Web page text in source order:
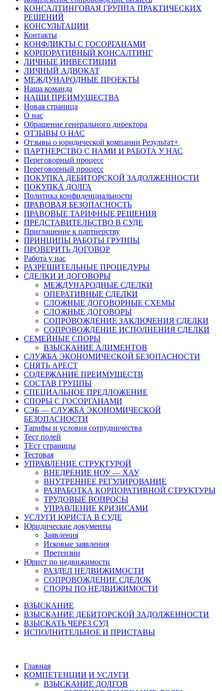
КОНСАЛТИНГОВАЯ ГРУППА ПРАКТИЧЕСКИХ
РЕШЕНИЙ
КОНСУЛЬТАЦИИ
Контакты
КОНФЛИКТЫ С ГОСОРГАНАМИ
КОРПОРАТИВНЫЙ КОНСАЛТИНГ
ЛИЧНЫЕ ИНВЕСТИЦИИ
ЛИЧНЫЙ АДВОКАТ
МЕЖДУНАРОДНЫЕ ПРОЕКТЫ
Наша команда
НАШИ ПРЕИМУЩЕСТВА
Новая страница
О нас
Обращение генерального директора
ОТЗЫВЫ О НАС
Отзывы о юридической компании Результат+
ПАРТНЕРСТВО С НАМИ И РАБОТА У НАС
Переговорный процесс
Переговорный процесс
ПОКУПКА ДЕБИТОРСКОЙ ЗАДОЛЖЕННОСТИ
ПОКУПКА ДОЛГА
Политика конфиденциальности
ПРАВОВАЯ БЕЗОПАСНОСТЬ
ПРАВОВЫЕ ТАРИФНЫЕ РЕШЕНИЯ
ПРЕДСТАВИТЕЛЬСТВО В СУДЕ
Приглашение к партнерству
ПРИНЦИПЫ РАБОТЫ ГРУППЫ
ПРОВЕРИТЬ ДОГОВОР
Работа у нас
РАЗРЕШИТЕЛЬНЫЕ ПРОЦЕДУРЫ
СДЕЛКИ И ДОГОВОРЫ
МЕЖДУНАРОДНЫЕ СДЕЛКИ
ОПЕРАТИВНЫЕ СДЕЛКИ
СЛОЖНЫЕ ДОГОВОРНЫЕ СХЕМЫ
СЛОЖНЫЕ ДОГОВОРЫ
СОПРОВОЖДЕНИЕ ЗАКЛЮЧЕНИЯ СДЕЛКИ
СОПРОВОЖДЕНИЕ ИСПОЛНЕНИЯ СДЕЛКИ
СЕМЕЙНЫЕ СПОРЫ
ВЗЫСКАНИЕ АЛИМЕНТОВ
СЛУЖБА ЭКОНОМИЧЕСКОЙ БЕЗОПАСНОСТИ
СНЯТЬ АРЕСТ
СОДЕРЖАНИЕ ПРЕИМУЩЕСТВ
СОСТАВ ГРУППЫ
СПЕЦИАЛЬНОЕ ПРЕДЛОЖЕНИЕ
СПОРЫ С ГОСОРГАНАМИ
СЭБ — СЛУЖБА ЭКОНОМИЧЕСКОЙ
БЕЗОПАСНОСТИ
Тарифы и условия сотрудничества
Тест полей
ТЕст страницы
Тестовая
УПРАВЛЕНИЕ СТРУКТУРОЙ
ВНЕДРЕНИЕ НОУ — ХАУ
ВНУТРЕННЕЕ РЕГУЛИРОВАНИЕ
РАЗРАБОТКА КОРПОРАТИВНОЙ СТРУКТУРЫ
ТРУДОВЫЕ ВОПРОСЫ
УПРАВЛЕНИЕ КРИЗИСАМИ
УСЛУГИ ЮРИСТА В СУДЕ
Юридические документы
Заявления
Исковые заявления
Претензии
Юрист по недвижимости
РАЗДЕЛ НЕДВИЖИМОСТИ
СОПРОВОЖДЕНИЕ СДЕЛОК
СПОРЫ ПО НЕДВИЖИМОСТИ
ВЗЫСКАНИЕ
ВЗЫСКАНИЕ ДЕБИТОРСКОЙ ЗАДОЛЖЕННОСТИ
ВЗЫСКАТЬ ЧЕРЕЗ СУД
ИСПОЛНИТЕЛЬНОЕ И ПРИСТАВЫ
Главная
КОМПЕТЕНЦИИ И УСЛУГИ
ВЗЫСКАНИЕ ДОЛГОВ